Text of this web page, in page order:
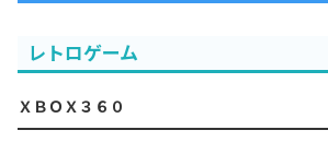
レトロゲーム
ＸＢＯＸ３６０